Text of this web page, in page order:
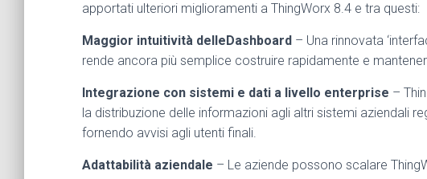
apportati ulteriori miglioramenti a ThingWorx 8.4 e tra questi:
Maggior intuitività delleDashboard – Una rinnovata
rende ancora più semplice costruire rapidamente e
Integrazione con sistemi e dati a livello enterprise –
la distribuzione delle informazioni agli altri sistemi aziendali
fornendo avvisi agli utenti finali.
Adattabilità aziendale – Le aziende possono scalare